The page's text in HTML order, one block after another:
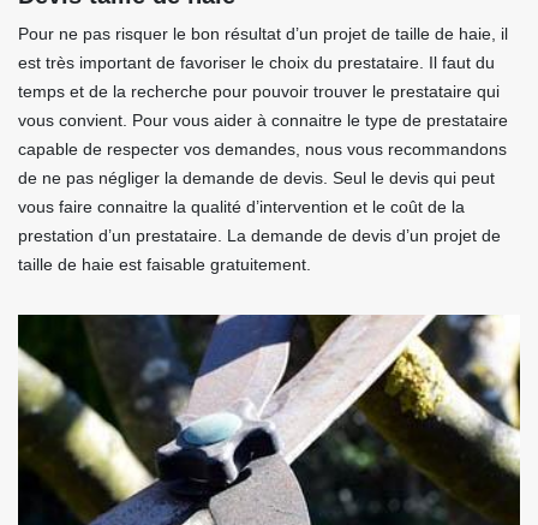
Pour ne pas risquer le bon résultat d’un projet de taille de haie, il
est très important de favoriser le choix du prestataire. Il faut du
temps et de la recherche pour pouvoir trouver le prestataire qui
vous convient. Pour vous aider à connaitre le type de prestataire
capable de respecter vos demandes, nous vous recommandons
de ne pas négliger la demande de devis. Seul le devis qui peut
vous faire connaitre la qualité d’intervention et le coût de la
prestation d’un prestataire. La demande de devis d’un projet de
taille de haie est faisable gratuitement.